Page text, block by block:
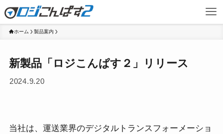
ホーム 製品案内
新製品「ロジこんぱす２」リリース
2024.9.20
当社は、運送業界のデジタルトランスフォーメーショ